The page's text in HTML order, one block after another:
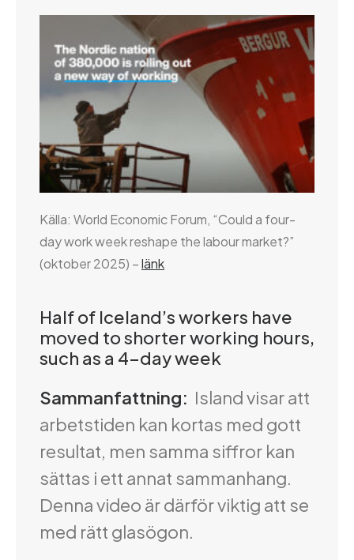
Källa: World Economic Forum, “Could a four-
day work week reshape the labour market?”
(oktober 2025) –länk
Half of Iceland’s workers have
moved to shorter working hours,
such as a 4-day week
Sammanfattning: Island visar att
arbetstiden kan kortas med gott
resultat, men samma siffror kan
sättas i ett annat sammanhang.
Denna video är därför viktig att se
med rätt glasögon.